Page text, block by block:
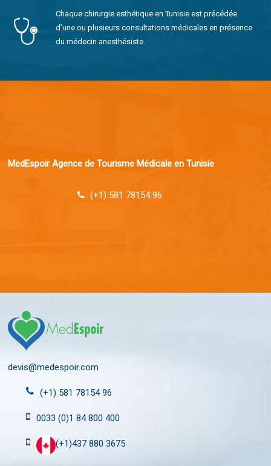
Chaque chirurgie esthétique en Tunisie est précédée
d’une ou plusieurs consultations médicales en présence
du médecin anesthésiste.
MedEspoir Agence de Tourisme Médicale en Tunisie
(+1) 581 78154 96
devis@medespoir.com
(+1) 581 78154 96
0033 (0)1 84 800 400
(+1)437 880 3675